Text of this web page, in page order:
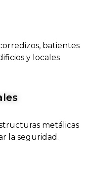
batientes
y locales
metálicas
la seguridad.